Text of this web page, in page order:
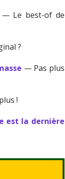
— Le best-of de
?
— Pas plus
!
est la dernière